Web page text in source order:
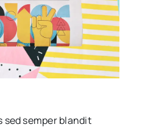
sed semper blandit